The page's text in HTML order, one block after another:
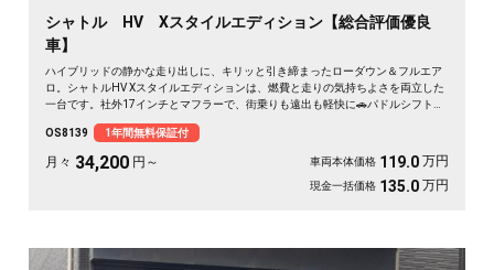
シャトル HV Xスタイルエディション【総合評価優良
車】
ハイブリッドの静かな走り出しに、キリッと引き締まったローダウン＆フルエア
ロ。シャトルHV Xスタイルエディションは、燃費と走りの気持ちよさを両立した
一台です。社外17インチとマフラーで、街乗りも遠出も軽快に🚗パドルシフトで
心。仕事帰りにふらっと寄り道、休日は荷物を積んでロングドライブへ✨走りに
こだわる方に《1年保証付》💫
OS8139 1年間無料保証付
月々 34,200 円～ 車両本体価格 119.0 万円
現金一括価格 135.0 万円